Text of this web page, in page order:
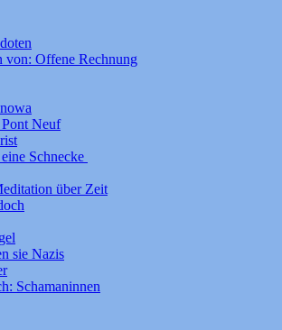
von: Offene Rechnung
Neuf
Schnecke
über Zeit
sie Nazis
Schamaninnen